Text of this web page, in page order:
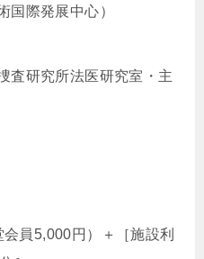
国際発展中心）
査研究所法医研究室・主
員5,000円）＋［施設利